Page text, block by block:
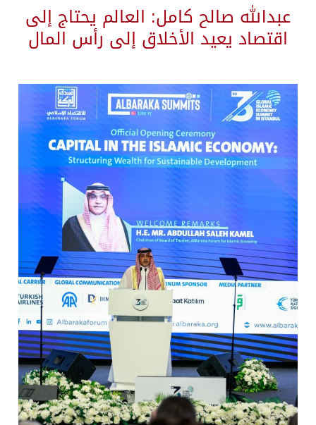
عبدالله صالح كامل: العالم يحتاج إلى
اقتصاد يعيد الأخلاق إلى رأس المال